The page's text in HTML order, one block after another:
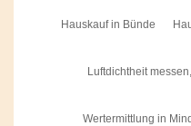
Hauskauf in Bünde
Luftdichtheit
Wertermittlung in